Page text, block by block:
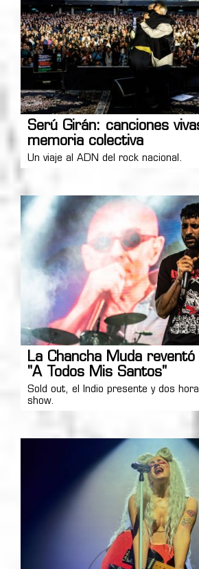
Serú Girán: canciones
memoria colectiva
Un viaje al ADN del rock nacional.
La Chancha Muda
"A Todos Mis Santos"
Sold out, el Indio presente y dos
show.